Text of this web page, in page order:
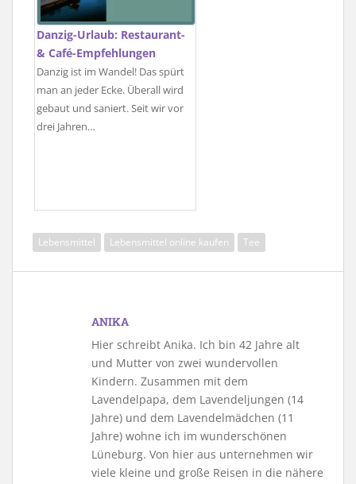
Danzig-Urlaub: Restaurant-
& Café-Empfehlungen
Danzig ist im Wandel! Das spürt
man an jeder Ecke. Überall wird
gebaut und saniert. Seit wir vor
drei Jahren…
Lebensmittel Lebensmittel online kaufen Tee
ANIKA
Hier schreibt Anika. Ich bin 42 Jahre alt
und Mutter von zwei wundervollen
Kindern. Zusammen mit dem
Lavendelpapa, dem Lavendeljungen (14
Jahre) und dem Lavendelmädchen (11
Jahre) wohne ich im wunderschönen
Lüneburg. Von hier aus unternehmen wir
viele kleine und große Reisen in die nähere